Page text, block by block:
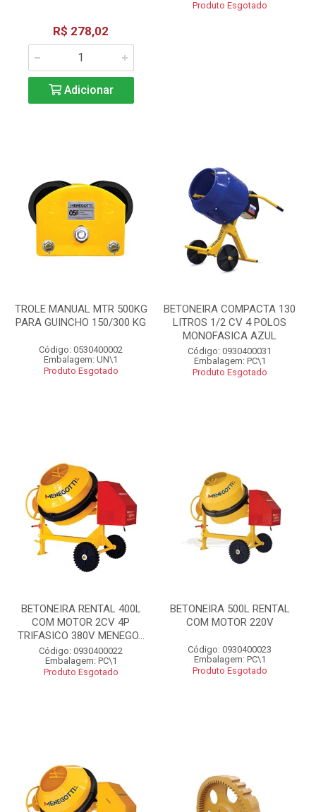
R$ 278,02
Adicionar
Produto Esgotado
TROLE MANUAL MTR 500KG
PARA GUINCHO 150/300 KG
Código: 0530400002
Embalagem: UN\1
Produto Esgotado
BETONEIRA COMPACTA 130
LITROS 1/2 CV 4 POLOS
MONOFASICA AZUL
Código: 0930400031
Embalagem: PC\1
Produto Esgotado
BETONEIRA RENTAL 400L
COM MOTOR 2CV 4P
TRIFASICO 380V MENEGO...
Código: 0930400022
Embalagem: PC\1
Produto Esgotado
BETONEIRA 500L RENTAL
COM MOTOR 220V
Código: 0930400023
Embalagem: PC\1
Produto Esgotado